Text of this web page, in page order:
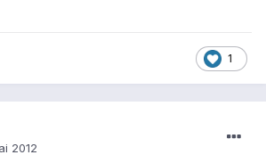
1
2012